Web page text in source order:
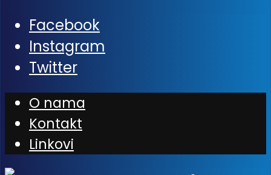
Facebook
Instagram
Twitter
O nama
Kontakt
Linkovi